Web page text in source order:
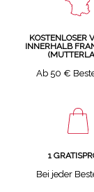
KOSTENLOSER
INNERHALB
Ab 50 €
1
Bei jeder